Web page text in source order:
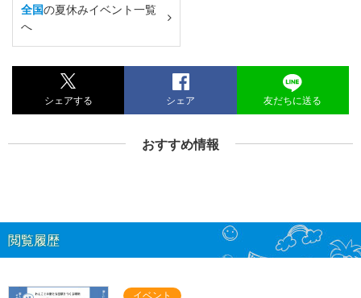
全国の夏休みイベント一覧
へ
シェアする シェア 友だちに送る
おすすめ情報
閲覧履歴